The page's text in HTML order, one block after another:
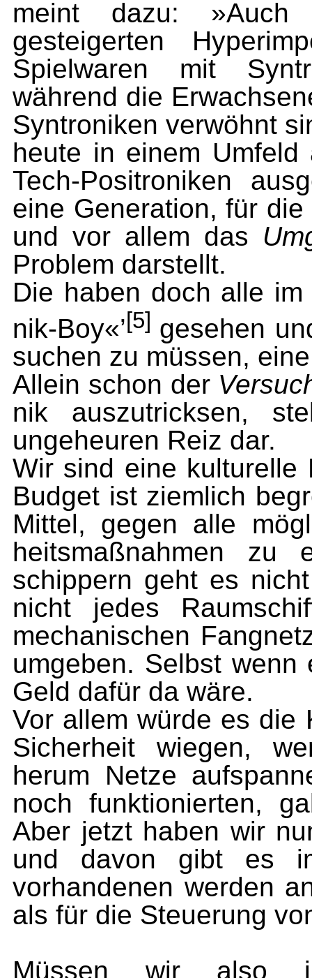
meint dazu:
gesteigerten
Spielwaren mit
während die
Syntroniken verwöhnt
heute in einem
Tech-Positroniken
eine Generation, für
und vor allem das
Problem darstellt.
Die haben doch alle
nik-Boy«’[5] gesehen
suchen zu müssen,
Allein schon der
nik auszutricksen,
ungeheuren Reiz dar.
Wir sind eine kulturelle
Budget ist ziemlich
Mittel, gegen alle
heits­maßnahmen
schippern geht es
nicht jedes
mechanischen
umgeben. Selbst
Geld dafür da wäre.
Vor allem würde es die
Sicherheit wiegen,
herum Netze
noch funktionierten,
Aber jetzt haben wir
und davon gibt es
vorhandenen werden
als für die Steuerung
Müssen wir also